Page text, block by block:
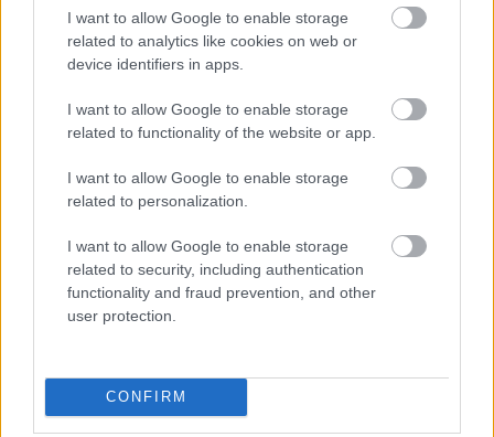
I want to allow Google to enable storage
related to analytics like cookies on web or
device identifiers in apps.
I want to allow Google to enable storage
related to functionality of the website or app.
I want to allow Google to enable storage
related to personalization.
I want to allow Google to enable storage
related to security, including authentication
functionality and fraud prevention, and other
user protection.
CONFIRM
Vízhiány mellett erdőtűz sújtja a Garda-tavat:
HÍREK 10 órája
Olcsóbbak lettek a balatoni új ingatlanok,
Borsodban megmagyarázhatatlan a
drágulás
11 órája